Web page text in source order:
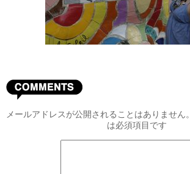
メールアドレスが公開されることはありません。
は必須項目です